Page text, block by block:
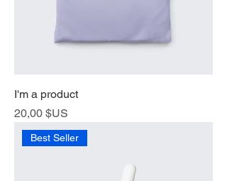
I'm a product
Prix
20,00 $US
Best Seller